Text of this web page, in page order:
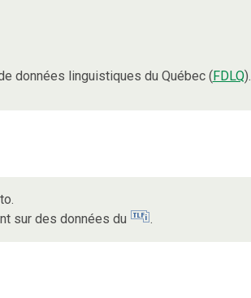
données linguistiques du Québec (FDLQ).
sur des données du
.